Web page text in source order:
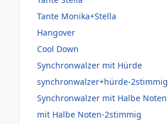
Tante Monika+Stella
Hangover
Cool Down
Synchronwalzer mit Hürde
synchronwalzer+hürde-2stimmig
Synchronwalzer mit Halbe Noten
mit Halbe Noten-2stimmig